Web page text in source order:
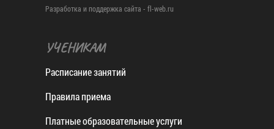
Разработка и поддержка сайта - fl-web.ru
УЧЕНИКАМ
Расписание занятий
Правила приема
Платные образовательные услуги